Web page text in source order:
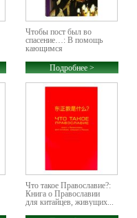
Чтобы пост был во
спасение…: В помощь
кающимся
Подробнее >
Что такое Православие?:
Книга о Православии
для китайцев, живущих...